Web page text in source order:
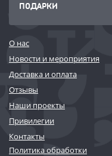
ПОДАРКИ
О нас
Новости и мероприятия
Доставка и оплата
Отзывы
Наши проекты
Привилегии
Контакты
Политика обработки